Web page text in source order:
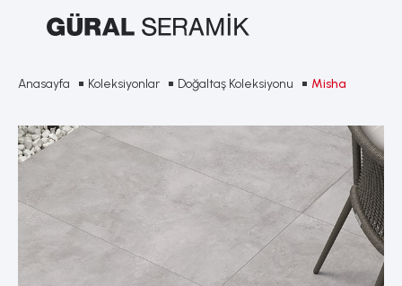
Anasayfa Koleksiyonlar Doğaltaş Koleksiyonu Misha